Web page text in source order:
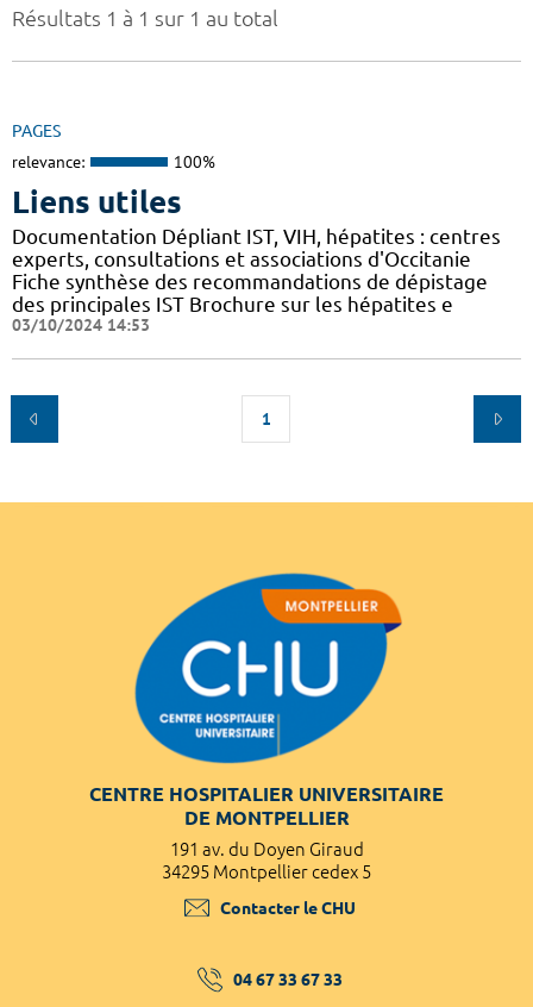
Résultats 1 à 1 sur 1 au total
PAGES
relevance: 100%
Liens utiles
Documentation Dépliant IST, VIH, hépatites : centres
experts, consultations et associations d'Occitanie
Fiche synthèse des recommandations de dépistage
des principales IST Brochure sur les hépatites e
03/10/2024 14:53
1
CENTRE HOSPITALIER UNIVERSITAIRE
DE MONTPELLIER
191 av. du Doyen Giraud
34295 Montpellier cedex 5
Contacter le CHU
04 67 33 67 33